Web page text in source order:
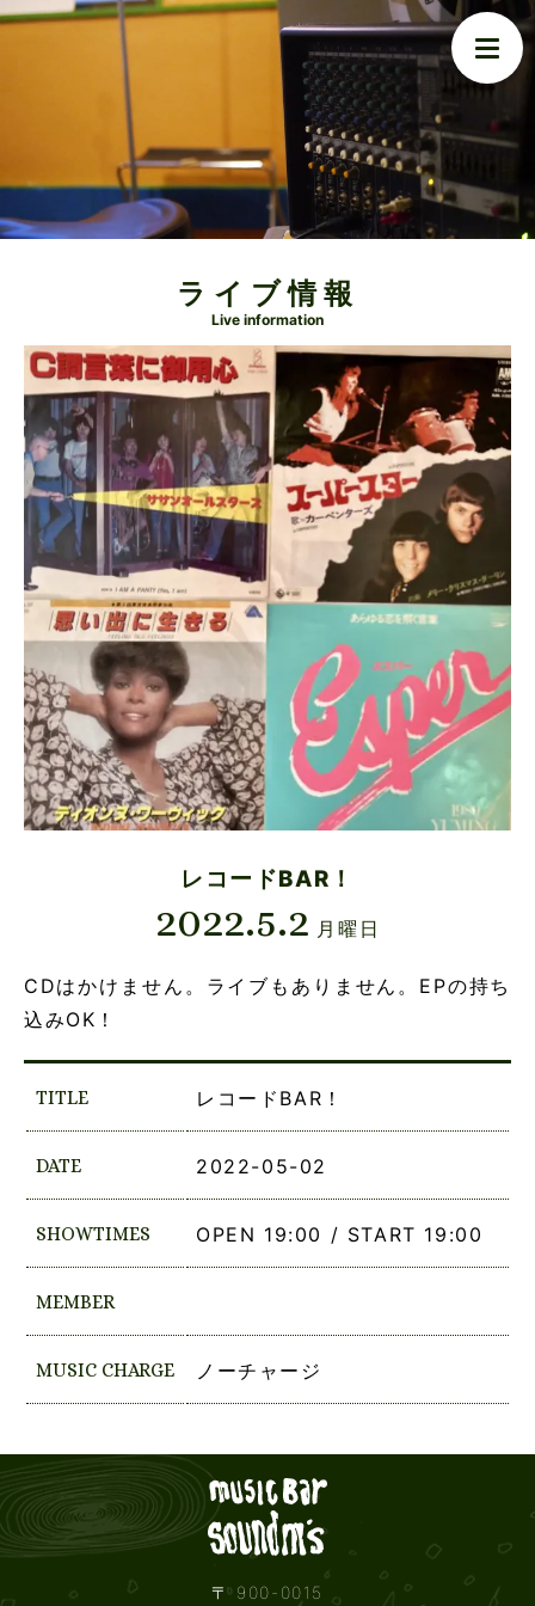
ライブ情報
Live information
レコードBAR！
2022.5.2 月曜日
CDはかけません。ライブもありません。EPの持ち
込みOK！
TITLE レコードBAR！
DATE 2022-05-02
SHOWTIMES OPEN 19:00 / START 19:00
MEMBER
MUSIC CHARGE ノーチャージ
〒 900-0015